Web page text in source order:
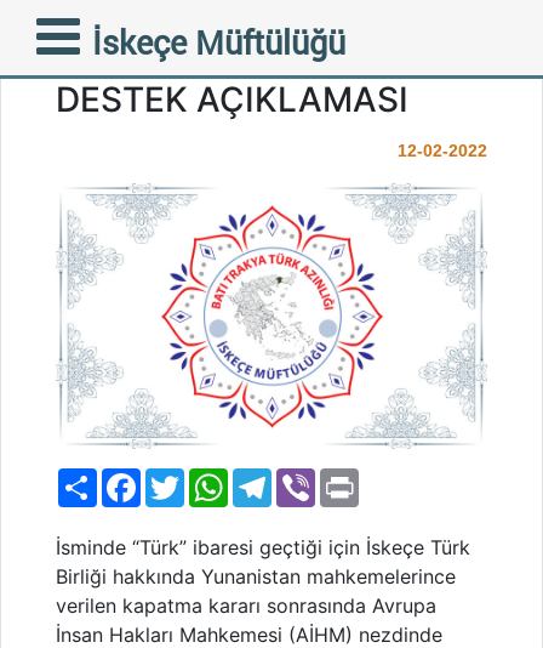
İskeçe Müftülüğü
İSKEÇE
MÜFTÜLÜĞÜNDEN İTB’YE
DESTEK AÇIKLAMASI
12-02-2022
PaylaşFacebook
TwitterWhatsAppTelegram
Viber
İsminde “Türk” ibaresi geçtiği için İskeçe Türk
Birliği hakkında Yunanistan mahkemelerince
verilen kapatma kararı sonrasında Avrupa
İnsan Hakları Mahkemesi (AİHM) nezdinde